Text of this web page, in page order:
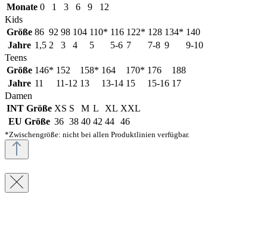
Monate 0 1 3 6 9
12
Kids
Größe 86 92 98 104 110* 116 122* 128 134* 140
Jahre 1,5 2 3 4 5 5-6 7 7-8 9
9-10
Teens
Größe 146* 152 158* 164 170* 176
188
Jahre 11 11-12 13 13-14 15 15-16 17
Damen
INT Größe XS S M L XL XXL
EU Größe 36 38 40 42 44 46
*Zwischengröße: nicht bei allen Produktlinien verfügbar.